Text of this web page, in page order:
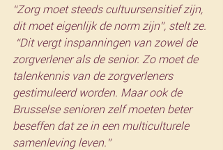
“Zorg moet steeds cultuursensitief zijn,
dit moet eigenlijk de norm zijn”, stelt ze.
“Dit vergt inspanningen van zowel de
zorgverlener als de senior. Zo moet de
talenkennis van de zorgverleners
gestimuleerd worden. Maar ook de
Brusselse senioren zelf moeten beter
beseffen dat ze in een multiculturele
samenleving leven.”